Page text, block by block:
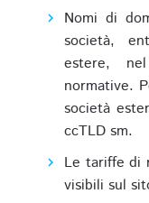
Nomi di
società,
estere,
normative.
società
ccTLD sm.
Le tariffe di
visibili sul